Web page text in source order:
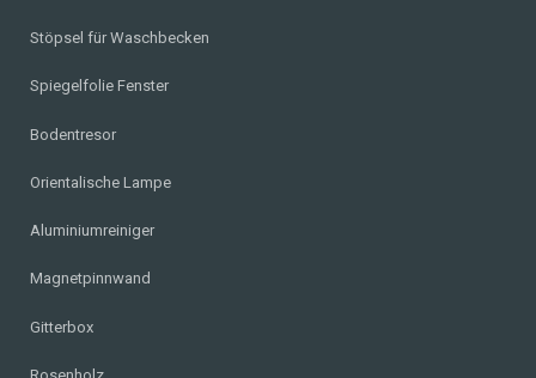
Stöpsel für Waschbecken
Spiegelfolie Fenster
Bodentresor
Orientalische Lampe
Aluminiumreiniger
Magnetpinnwand
Gitterbox